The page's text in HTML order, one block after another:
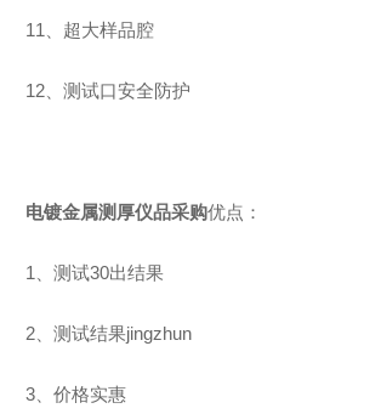
11、超大样品腔
12、测试口安全防护
电镀金属测厚仪品采购优点：
1、测试30出结果
2、测试结果jingzhun
3、价格实惠